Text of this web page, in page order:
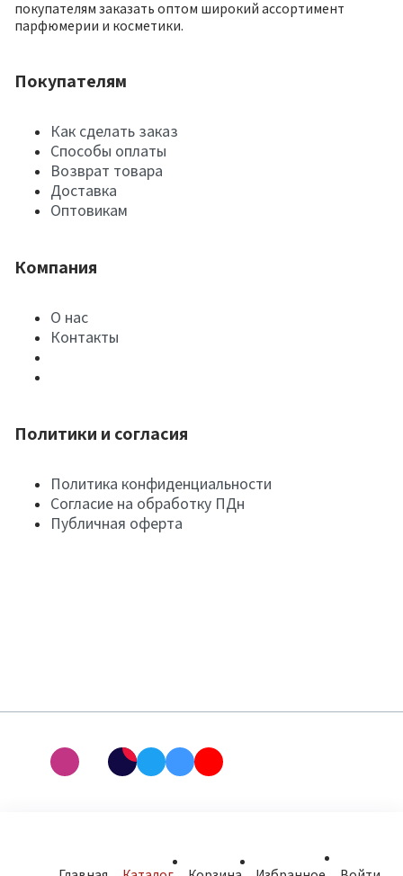
покупателям заказать оптом широкий ассортимент
парфюмерии и косметики.
Покупателям
Как сделать заказ
Способы оплаты
Возврат товара
Доставка
Оптовикам
Компания
О нас
Контакты
Политики и согласия
Политика конфиденциальности
Согласие на обработку ПДн
Публичная оферта